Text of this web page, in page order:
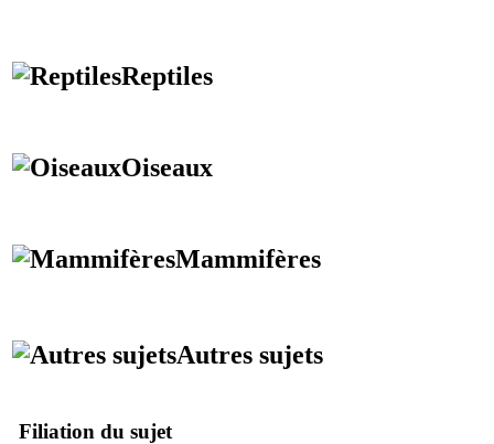
Reptiles
Oiseaux
Mammifères
Autres sujets
Filiation du sujet